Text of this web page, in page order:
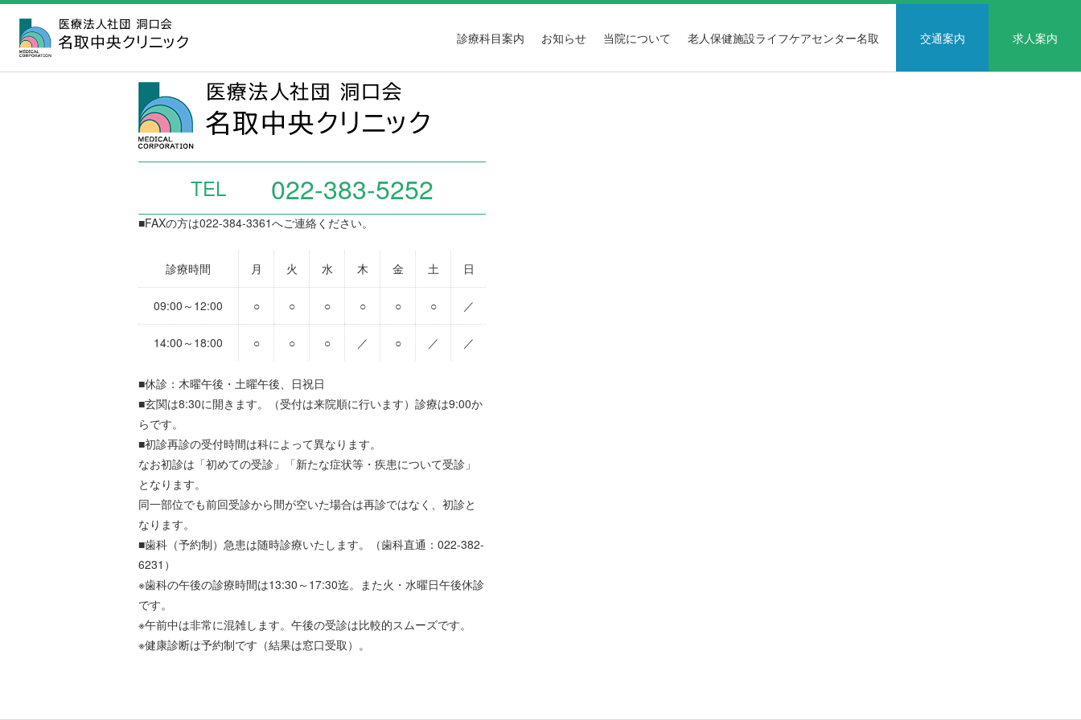
診療科目案内 お知らせ 当院について 老人保健施設ライフケアセンター名取 交通案内 求人案内
9月のだんらんかふぇ（交流会）のちらしPDF
TEL 022-383-5252
■FAXの方は022-384-3361へご連絡ください。
診療時間 月 火 水 木 金 土 日
09:00～12:00 ○ ○ ○ ○ ○ ○ ／
14:00～18:00 ○ ○ ○ ／ ○ ／ ／
■休診：木曜午後・土曜午後、日祝日
■玄関は8:30に開きます。（受付は来院順に行います）診療は9:00か
らです。
■初診再診の受付時間は科によって異なります。
なお初診は「初めての受診」「新たな症状等・疾患について受診」
となります。
同一部位でも前回受診から間が空いた場合は再診ではなく、初診と
なります。
■歯科（予約制）急患は随時診療いたします。（歯科直通： 022-382-
6231 ）
※歯科の午後の診療時間は13:30～17:30迄。また火・水曜日午後休診
です。
※午前中は非常に混雑します。午後の受診は比較的スムーズです。
※健康診断は予約制です（結果は窓口受取）。